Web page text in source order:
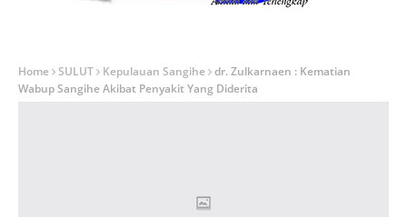
Home SULUT Kepulauan Sangihe dr. Zulkarnaen : Kematian
Wabup Sangihe Akibat Penyakit Yang Diderita